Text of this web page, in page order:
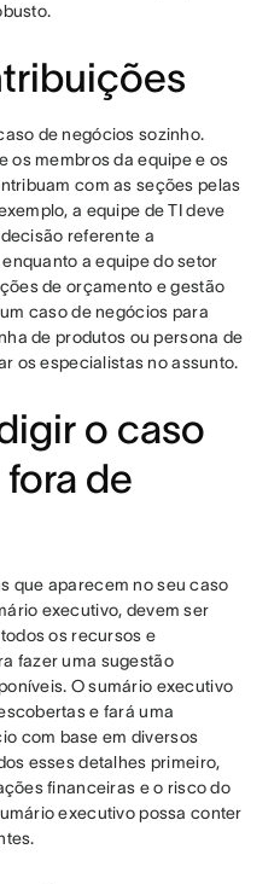
de negócios sozinho.
os membros da equipe e os
com as seções pelas
a equipe de TI deve
referente a
a equipe do setor
de orçamento e gestão
caso de negócios para
de produtos ou persona de
os especialistas no assunto.
o caso
de
que aparecem no seu caso
executivo, devem ser
os recursos e
fazer uma sugestão
O sumário executivo
e fará uma
com base em diversos
esses detalhes primeiro,
financeiras e o risco do
executivo possa conter